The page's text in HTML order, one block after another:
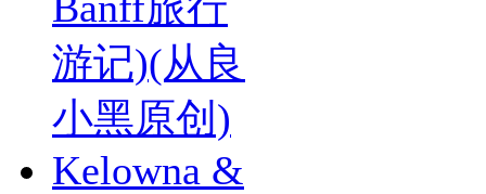
游记)(从良
小黑原创)
Kelowna &